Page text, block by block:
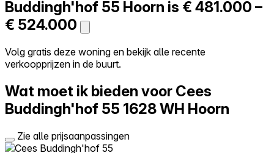
Reviews
Prijzen
Log in
Probeer Walter gratis
Buddingh'hof 55 Hoorn is € 481.000 –
€ 524.000
Volg gratis deze woning en bekijk alle recente
verkoopprijzen in de buurt.
Wat moet ik bieden voor Cees
Buddingh'hof 55 1628 WH Hoorn
Zie alle prijsaanpassingen